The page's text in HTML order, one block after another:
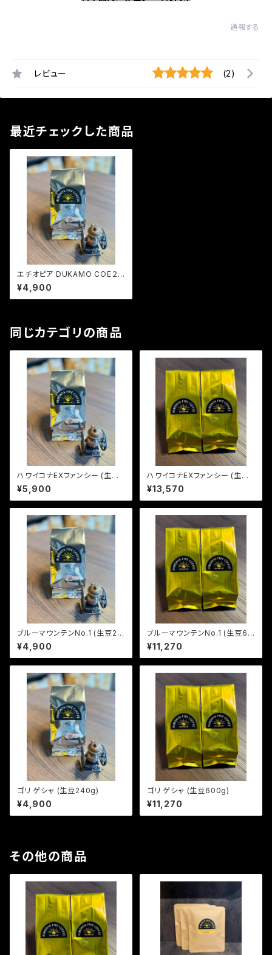
通報する
レビュー (2)
最近チェックした商品
エチオピア DUKAMO COE２
位 (生豆240g)
¥4,900
同じカテゴリの商品
ハワイコナEXファンシー (生豆2
40g)
¥5,900
ハワイコナEXファンシー (生豆6
00g)
¥13,570
ブルーマウンテンNo.1 (生豆24
0g)
¥4,900
ブルーマウンテンNo.1 (生豆60
0g)
¥11,270
ゴリ ゲシャ (生豆240g)
¥4,900
ゴリ ゲシャ (生豆600g)
¥11,270
その他の商品